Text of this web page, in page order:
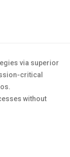
via superior
critical
without